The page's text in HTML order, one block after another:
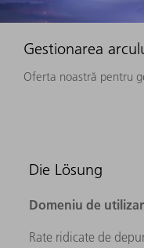
Gestionarea
Oferta noastră pentru
Die Lösung
Domeniu de
Rate ridicate de